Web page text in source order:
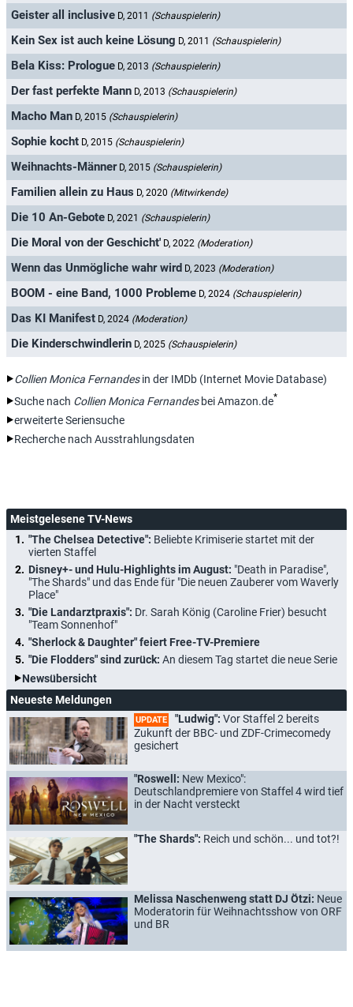
Geister all inclusive D, 2011 (Schauspielerin)
Kein Sex ist auch keine Lösung D, 2011 (Schauspielerin)
Bela Kiss: Prologue D, 2013 (Schauspielerin)
Der fast perfekte Mann D, 2013 (Schauspielerin)
Macho Man D, 2015 (Schauspielerin)
Sophie kocht D, 2015 (Schauspielerin)
Weihnachts-Männer D, 2015 (Schauspielerin)
Familien allein zu Haus D, 2020 (Mitwirkende)
Die 10 An-Gebote D, 2021 (Schauspielerin)
Die Moral von der Geschicht' D, 2022 (Moderation)
Wenn das Unmögliche wahr wird D, 2023 (Moderation)
BOOM - eine Band, 1000 Probleme D, 2024 (Schauspielerin)
Das KI Manifest D, 2024 (Moderation)
Die Kinderschwindlerin D, 2025 (Schauspielerin)
Collien Monica Fernandesin der IMDb (Internet Movie Database)
Suche nach Collien Monica Fernandesbei Amazon.de*
erweiterte Seriensuche
Recherche nach Ausstrahlungsdaten
Meistgelesene TV-News
"The Chelsea Detective": Beliebte Krimiserie startet mit der
vierten Staffel
Disney+- und Hulu-Highlights im August: "Death in Paradise",
"The Shards" und das Ende für "Die neuen Zauberer vom Waverly
Place"
"Die Landarztpraxis": Dr. Sarah König (Caroline Frier) besucht
"Team Sonnenhof"
"Sherlock & Daughter" feiert Free-TV-Premiere
"Die Flodders" sind zurück: An diesem Tag startet die neue Serie
Newsübersicht
Neueste Meldungen
UPDATE "Ludwig": Vor Staffel 2 bereits
Zukunft der BBC- und ZDF-Crimecomedy
gesichert
"Roswell: New Mexico":
Deutschlandpremiere von Staffel 4 wird tief
in der Nacht versteckt
"The Shards": Reich und schön... und tot?!
Melissa Naschenweng statt DJ Ötzi: Neue
Moderatorin für Weihnachtsshow von ORF
und BR